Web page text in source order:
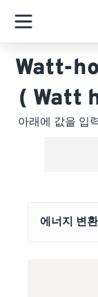
Watt-
( Watt
아래에 값을 입